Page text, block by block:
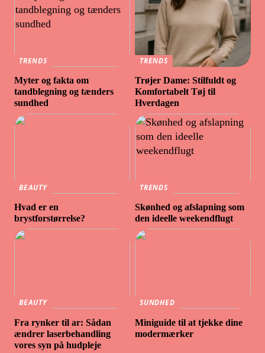
TRENDS
Myter og fakta om
tandblegning og tænders
sundhed
TRENDS
Trøjer Dame: Stilfuldt og
Komfortabelt Tøj til
Hverdagen
BEAUTY
Hvad er en
brystforstørrelse?
TRENDS
Skønhed og afslapning som
den ideelle weekendflugt
BEAUTY
Fra rynker til ar: Sådan
ændrer laserbehandling
vores syn på hudpleje
SUNDHED
Miniguide til at tjekke dine
modermærker